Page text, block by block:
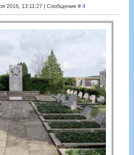
2016, 13:11:27 | Сообщение # 4